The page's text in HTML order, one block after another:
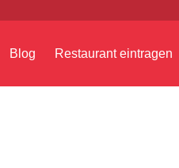
Blog Restaurant eintragen